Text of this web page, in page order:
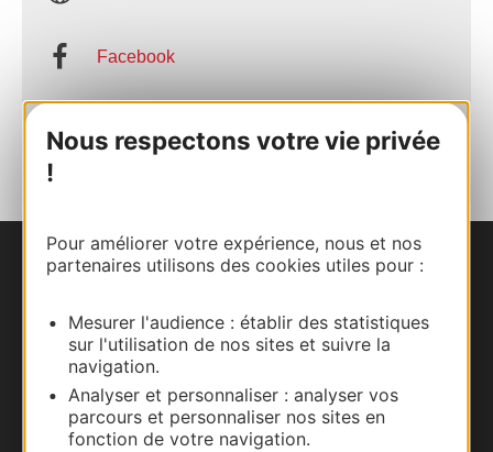
Nous respectons votre vie privée
!
Pour améliorer votre expérience, nous et nos
partenaires utilisons des cookies utiles pour :
Mesurer l'audience : établir des statistiques
sur l'utilisation de nos sites et suivre la
navigation.
Analyser et personnaliser : analyser vos
parcours et personnaliser nos sites en
fonction de votre navigation.
Facebook
AU CARNET
Nous contacter
Carte interactive
Documentation